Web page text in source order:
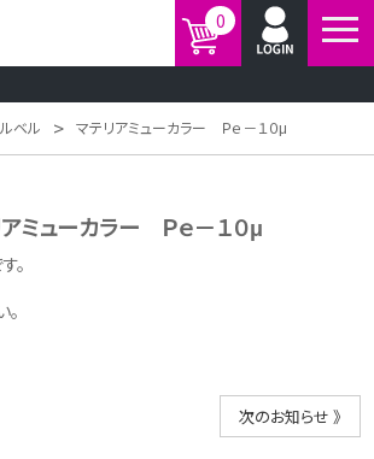
0
ルベル > マテリアミューカラー Ｐｅ－１０μ
ミューカラー Ｐｅ－１０μ
。
次のお知らせ 》